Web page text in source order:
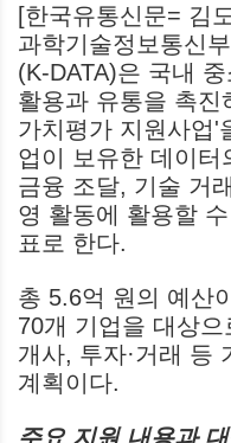
[한국유통신문= 김
과학기술정보통신
(K-DATA)은 국내
활용과 유통을 촉진
가치평가 지원사업'
업이 보유한 데이터
금융 조달, 기술 거
영 활동에 활용할
표로 한다.
총 5.6억 원의 예산
70개 기업을 대상
개사, 투자·거래 등
계획이다.
주요 지원 내용과